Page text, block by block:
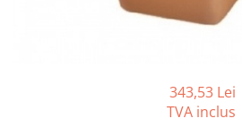
Detergenti covoare, mochete,
Detergenti rufe si tesaturi
343,53 Lei
TVA inclus